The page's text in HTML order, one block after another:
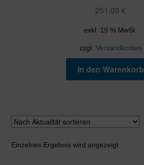
251,00 €
exkl. 19 % MwSt.
zzgl. Versandkosten
In den Warenkorb
Einzelnes Ergebnis wird angezeigt